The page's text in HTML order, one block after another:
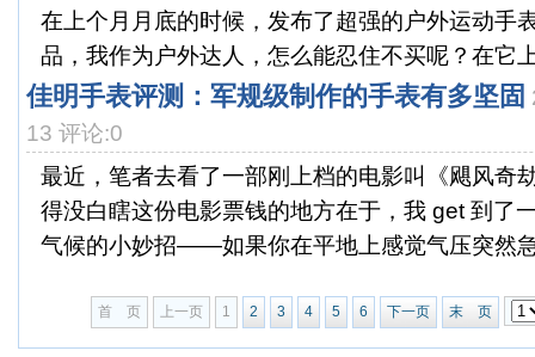
在上个月月底的时候，发布了超强的户外运动
品，我作为户外达人，怎么能忍住不买呢？在它
佳明手表评测：军规级制作的手表有多坚固
13 评论:0
最近，笔者去看了一部刚上档的电影叫《飓风奇
得没白瞎这份电影票钱的地方在于，我 get 到了
气候的小妙招——如果你在平地上感觉气压突然
首 页 上一页 1 2 3 4 5 6 下一页 末 页